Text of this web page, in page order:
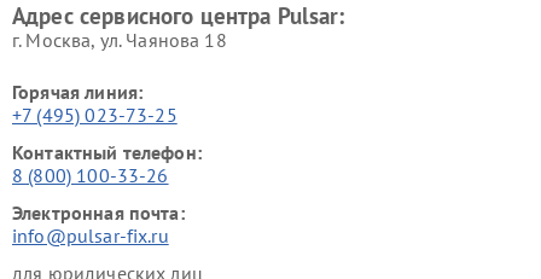
Адрес сервисного центра Pulsar:
г. Москва, ул. Чаянова 18
Горячая линия:
+7 (495) 023-73-25
Контактный телефон:
8 (800) 100-33-26
Электронная почта:
info@pulsar-fix.ru
для юридических лиц